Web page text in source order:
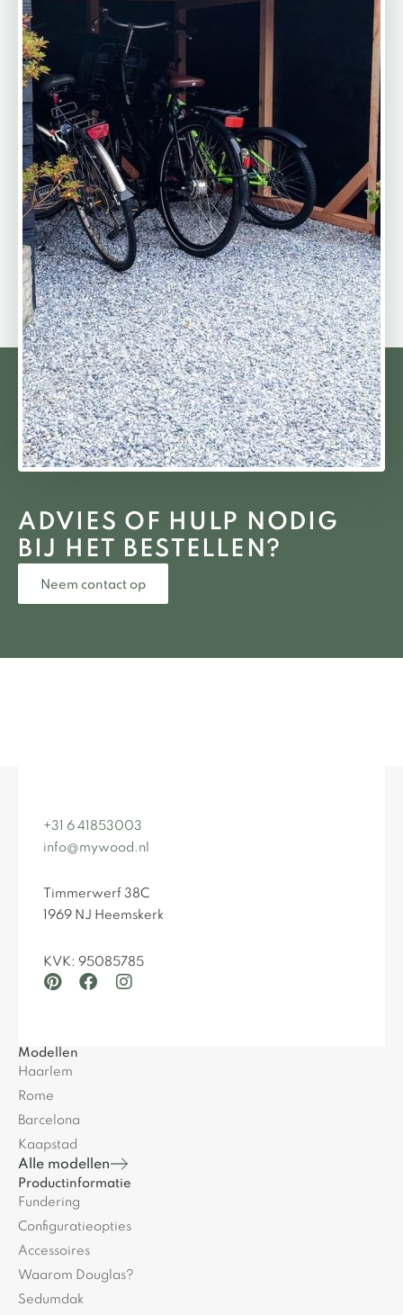
ADVIES OF HULP NODIG
BIJ HET BESTELLEN?
Neem contact op
+31 6 41853003
info@mywood.nl
Timmerwerf 38C
1969 NJ Heemskerk
KVK: 95085785
Modellen
Haarlem
Rome
Barcelona
Kaapstad
Alle modellen
Productinformatie
Fundering
Configuratieopties
Accessoires
Waarom Douglas?
Sedumdak